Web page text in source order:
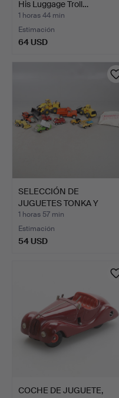
His Luggage Troll…
1 horas 44 min
Estimación
64 USD
SELECCIÓN DE
JUGUETES TONKA Y
OTROS.
1 horas 57 min
Estimación
54 USD
COCHE DE JUGUETE,